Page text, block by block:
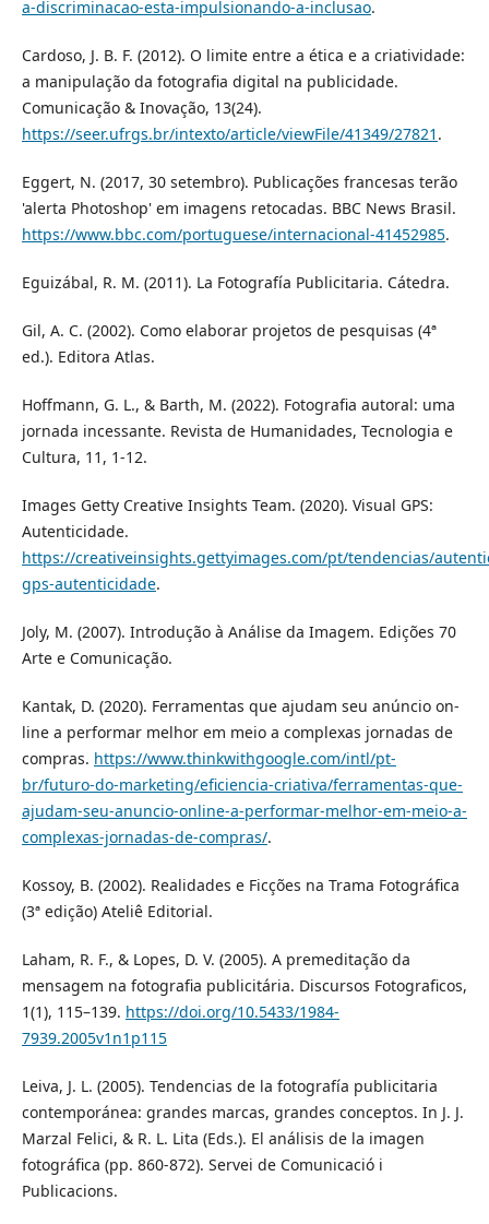
a-discriminacao-esta-impulsionando-a-inclusao.
Cardoso, J. B. F. (2012). O limite entre a ética e a criatividade:
a manipulação da fotografia digital na publicidade.
Comunicação & Inovação, 13(24).
https://seer.ufrgs.br/intexto/article/viewFile/41349/27821 .
Eggert, N. (2017, 30 setembro). Publicações francesas terão
'alerta Photoshop' em imagens retocadas. BBC News Brasil.
https://www.bbc.com/portuguese/internacional-41452985.
Eguizábal, R. M. (2011). La Fotografía Publicitaria. Cátedra.
Gil, A. C. (2002). Como elaborar projetos de pesquisas (4ª
ed.). Editora Atlas.
Hoffmann, G. L., & Barth, M. (2022). Fotografia autoral: uma
jornada incessante. Revista de Humanidades, Tecnologia e
Cultura, 11, 1-12.
Images Getty Creative Insights Team. (2020). Visual GPS:
Autenticidade.
https://creativeinsights.gettyimages.com/pt/tendencias/
gps-autenticidade.
Joly, M. (2007). Introdução à Análise da Imagem. Edições 70
Arte e Comunicação.
Kantak, D. (2020). Ferramentas que ajudam seu anúncio on-
line a performar melhor em meio a complexas jornadas de
compras. https://www.thinkwithgoogle.com/intl/pt-
br/futuro-do-marketing/eficiencia-criativa/ferramentas-que-
ajudam-seu-anuncio-online-a-performar-melhor-em-meio-a-
complexas-jornadas-de-compras/.
Kossoy, B. (2002). Realidades e Ficções na Trama Fotográfica
(3ª edição) Ateliê Editorial.
Laham, R. F., & Lopes, D. V. (2005). A premeditação da
mensagem na fotografia publicitária. Discursos Fotograficos,
1(1), 115–139. https://doi.org/10.5433/1984-
7939.2005v1n1p115
Leiva, J. L. (2005). Tendencias de la fotografía publicitaria
contemporánea: grandes marcas, grandes conceptos. In J. J.
Marzal Felici, & R. L. Lita (Eds.). El análisis de la imagen
fotográfica (pp. 860-872). Servei de Comunicació i
Publicacions.